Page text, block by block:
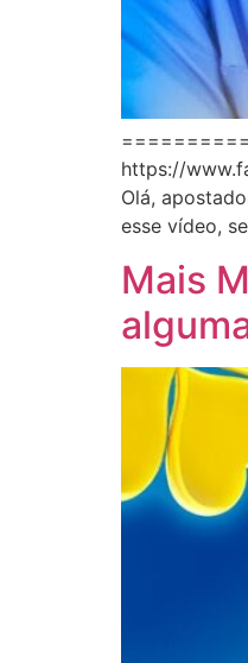
https://
Olá,
esse vídeo,
Mais